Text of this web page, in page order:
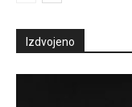
Izdvojeno